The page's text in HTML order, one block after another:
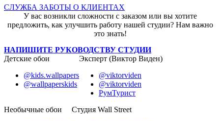
СЛУЖБА ЗАБОТЫ О КЛИЕНТАХ
У вас возникли сложности с заказом или вы хотите
предложить, как улучшить работу нашей студии? Нам важно
это знать!
НАПИШИТЕ РУКОВОДСТВУ СТУДИИ
Детские обои
@kids.wallpapers
@wallpaperskids
Эксперт (Виктор Виден)
@viktorviden
@viktorviden
РумТурист
Необычные обои
Студия Wall Street